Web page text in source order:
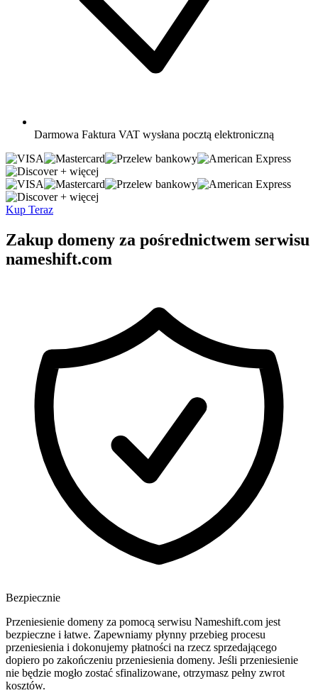
Darmowa Faktura VAT wysłana pocztą elektroniczną
+ więcej
+ więcej
Kup Teraz
Zakup domeny za pośrednictwem serwisu
nameshift.com
Bezpiecznie
Przeniesienie domeny za pomocą serwisu Nameshift.com jest
bezpieczne i łatwe. Zapewniamy płynny przebieg procesu
przeniesienia i dokonujemy płatności na rzecz sprzedającego
dopiero po zakończeniu przeniesienia domeny. Jeśli przeniesienie
nie będzie mogło zostać sfinalizowane, otrzymasz pełny zwrot
kosztów.